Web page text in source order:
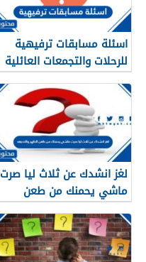
اسئلة مسابقات ترفيهية
للرحلات والتجمعات العائلية
2026
لغز انشدك عن ثلاث ليا صرت
ماشي يحمنك من طعن
الظهر والخديعه